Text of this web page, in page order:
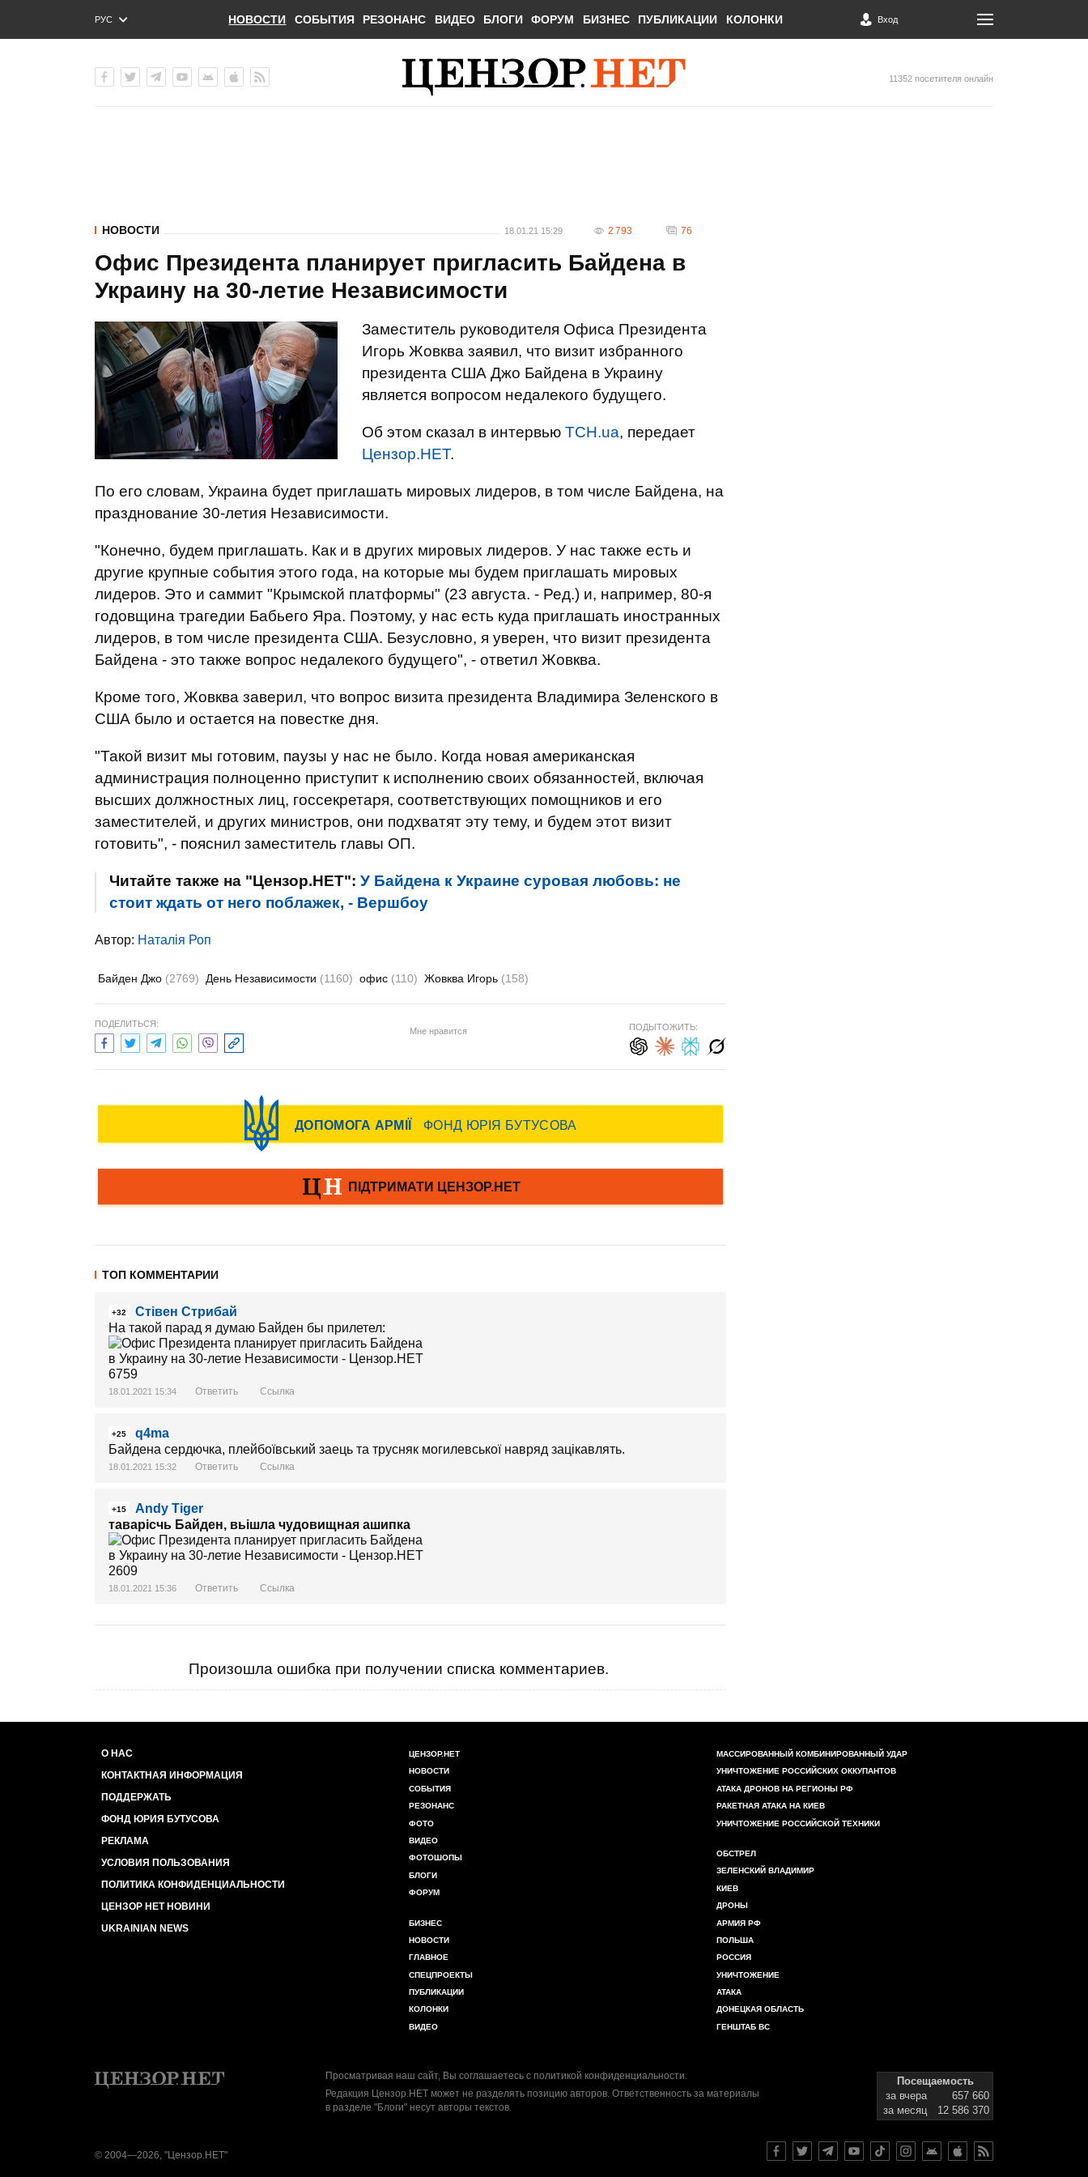
РУС
ENG
НОВОСТИ СОБЫТИЯ РЕЗОНАНС ВИДЕО БЛОГИ ФОРУМ БИЗНЕС ПУБЛИКАЦИИ КОЛОНКИ Вход
11352 посетителя онлайн
НОВОСТИ 18.01.21 15:29 2 793 76
Офис Президента планирует пригласить Байдена в
Украину на 30-летие Независимости
Заместитель руководителя Офиса Президента
Игорь Жовква заявил, что визит избранного
президента США Джо Байдена в Украину
является вопросом недалекого будущего.
Об этом сказал в интервью ТСН.ua, передает
Цензор.НЕТ.
По его словам, Украина будет приглашать мировых лидеров, в том числе Байдена, на
празднование 30-летия Независимости.
"Конечно, будем приглашать. Как и в других мировых лидеров. У нас также есть и
другие крупные события этого года, на которые мы будем приглашать мировых
лидеров. Это и саммит "Крымской платформы" (23 августа. - Ред.) и, например, 80-я
годовщина трагедии Бабьего Яра. Поэтому, у нас есть куда приглашать иностранных
лидеров, в том числе президента США. Безусловно, я уверен, что визит президента
Байдена - это также вопрос недалекого будущего", - ответил Жовква.
Кроме того, Жовква заверил, что вопрос визита президента Владимира Зеленского в
США было и остается на повестке дня.
"Такой визит мы готовим, паузы у нас не было. Когда новая американская
администрация полноценно приступит к исполнению своих обязанностей, включая
высших должностных лиц, госсекретаря, соответствующих помощников и его
заместителей, и других министров, они подхватят эту тему, и будем этот визит
готовить", - пояснил заместитель главы ОП.
Читайте также на "Цензор.НЕТ": У Байдена к Украине суровая любовь: не
стоит ждать от него поблажек, - Вершбоу
Автор: Наталія Роп
Байден Джо (2769) День Независимости (1160) офис (110) Жовква Игорь (158)
ПОДЕЛИТЬСЯ:
Мне нравится ПОДЫТОЖИТЬ:
ТОП КОММЕНТАРИИ
+32
Стівен Стрибай
На такой парад я думаю Байден бы прилетел:
18.01.2021 15:34 Ответить Ссылка
+25
q4ma
Байдена сердючка, плейбоївський заець та трусняк могилевської навряд зацікавлять.
18.01.2021 15:32 Ответить Ссылка
+15
Andy Tiger
таварісчь Байден, вьішла чудовищная ашипка
18.01.2021 15:36 Ответить Ссылка
Произошла ошибка при получении списка комментариев.
О НАС
КОНТАКТНАЯ ИНФОРМАЦИЯ
ПОДДЕРЖАТЬ
ФОНД ЮРИЯ БУТУСОВА
РЕКЛАМА
УСЛОВИЯ ПОЛЬЗОВАНИЯ
ПОЛИТИКА КОНФИДЕНЦИАЛЬНОСТИ
ЦЕНЗОР НЕТ НОВИНИ
UKRAINIAN NEWS
ЦЕНЗОР.НЕТ
НОВОСТИ
СОБЫТИЯ
РЕЗОНАНС
ФОТО
ВИДЕО
ФОТОШОПЫ
БЛОГИ
ФОРУМ
БИЗНЕС
НОВОСТИ
ГЛАВНОЕ
СПЕЦПРОЕКТЫ
ПУБЛИКАЦИИ
КОЛОНКИ
ВИДЕО
МАССИРОВАННЫЙ КОМБИНИРОВАННЫЙ УДАР
УНИЧТОЖЕНИЕ РОССИЙСКИХ ОККУПАНТОВ
АТАКА ДРОНОВ НА РЕГИОНЫ РФ
РАКЕТНАЯ АТАКА НА КИЕВ
УНИЧТОЖЕНИЕ РОССИЙСКОЙ ТЕХНИКИ
ОБСТРЕЛ
ЗЕЛЕНСКИЙ ВЛАДИМИР
КИЕВ
ДРОНЫ
АРМИЯ РФ
ПОЛЬША
РОССИЯ
УНИЧТОЖЕНИЕ
АТАКА
ДОНЕЦКАЯ ОБЛАСТЬ
ГЕНШТАБ ВС
Просматривая наш сайт, Вы соглашаетесь с политикой конфиденциальности.
Редакция Цензор.НЕТ может не разделять позицию авторов. Ответственность за материалы
в разделе "Блоги" несут авторы текстов.
Посещаемость
за вчера
657 660
за месяц
12 586 370
© 2004—2026, "Цензор.НЕТ"